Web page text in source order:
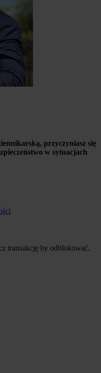
przyczyniasz się
w sytuacjach
transakcję by odblokować.